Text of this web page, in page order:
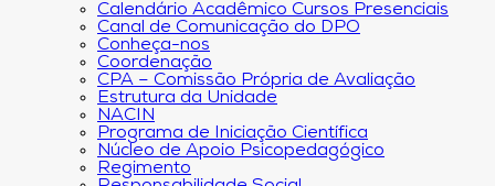
Calendário Acadêmico Cursos Presenciais
Canal de Comunicação do DPO
Conheça-nos
Coordenação
CPA – Comissão Própria de Avaliação
Estrutura da Unidade
NACIN
Programa de Iniciação Científica
Núcleo de Apoio Psicopedagógico
Regimento